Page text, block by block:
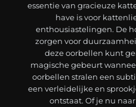
essentie van gracieuze
have is voor
enthousiastelingen. De
zorgen voor
deze oorbellen kunt
magische gebeurt
oorbellen stralen een
een verleidelijke en
ontstaat. Of je nu